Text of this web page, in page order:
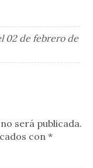
02 de febrero de
será publicada.
con *